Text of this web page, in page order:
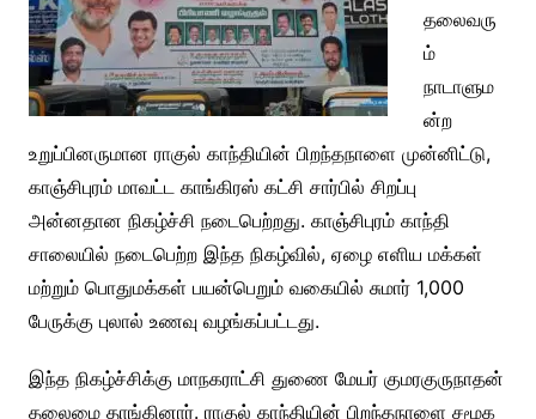
தலைவரு
ம்
நாடாளும
ன்ற
உறுப்பினருமான ராகுல் காந்தியின் பிறந்தநாளை முன்னிட்டு,
காஞ்சிபுரம் மாவட்ட காங்கிரஸ் கட்சி சார்பில் சிறப்பு
அன்னதான நிகழ்ச்சி நடைபெற்றது. காஞ்சிபுரம் காந்தி
சாலையில் நடைபெற்ற இந்த நிகழ்வில், ஏழை எளிய மக்கள்
மற்றும் பொதுமக்கள் பயன்பெறும் வகையில் சுமார் 1,000
பேருக்கு புலால் உணவு வழங்கப்பட்டது.
இந்த நிகழ்ச்சிக்கு மாநகராட்சி துணை மேயர் குமரகுருநாதன்
தலைமை தாங்கினார். ராகுல் காந்தியின் பிறந்தநாளை சமூக